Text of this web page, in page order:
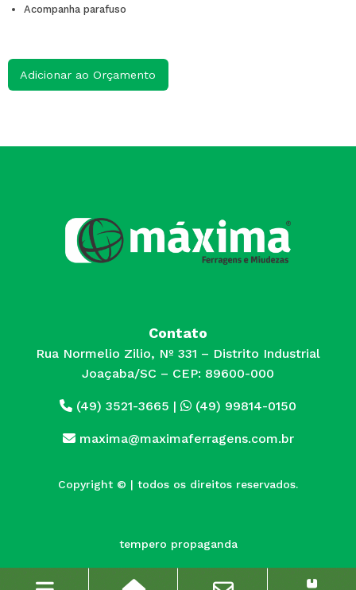
Acompanha parafuso
Adicionar ao Orçamento
Contato
Rua Normelio Zilio, Nº 331 – Distrito Industrial
Joaçaba/SC – CEP: 89600-000
(49) 3521-3665 | (49) 99814-0150
maxima@maximaferragens.com.br
Copyright © | todos os direitos reservados.
tempero propaganda